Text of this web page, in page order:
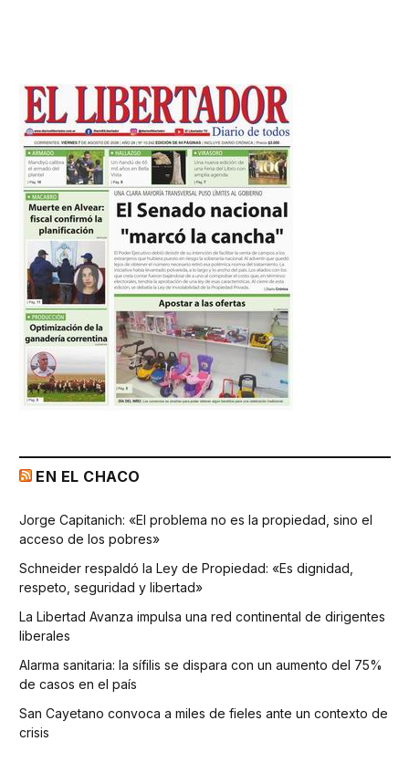
EN EL CHACO
Jorge Capitanich: «El problema no es la propiedad, sino el
acceso de los pobres»
Schneider respaldó la Ley de Propiedad: «Es dignidad,
respeto, seguridad y libertad»
La Libertad Avanza impulsa una red continental de dirigentes
liberales
Alarma sanitaria: la sífilis se dispara con un aumento del 75%
de casos en el país
San Cayetano convoca a miles de fieles ante un contexto de
crisis